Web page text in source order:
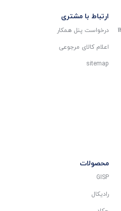
ارتباط با مشتری
درخواست پنل همکار
اعلام کالای مرجوعی
sitemap
محصولات
GISP
رادیکال